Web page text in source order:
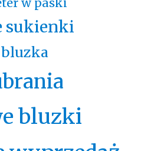
sukienki
bluzki